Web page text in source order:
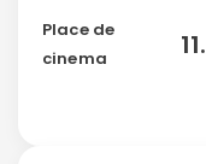
Place de
cinema